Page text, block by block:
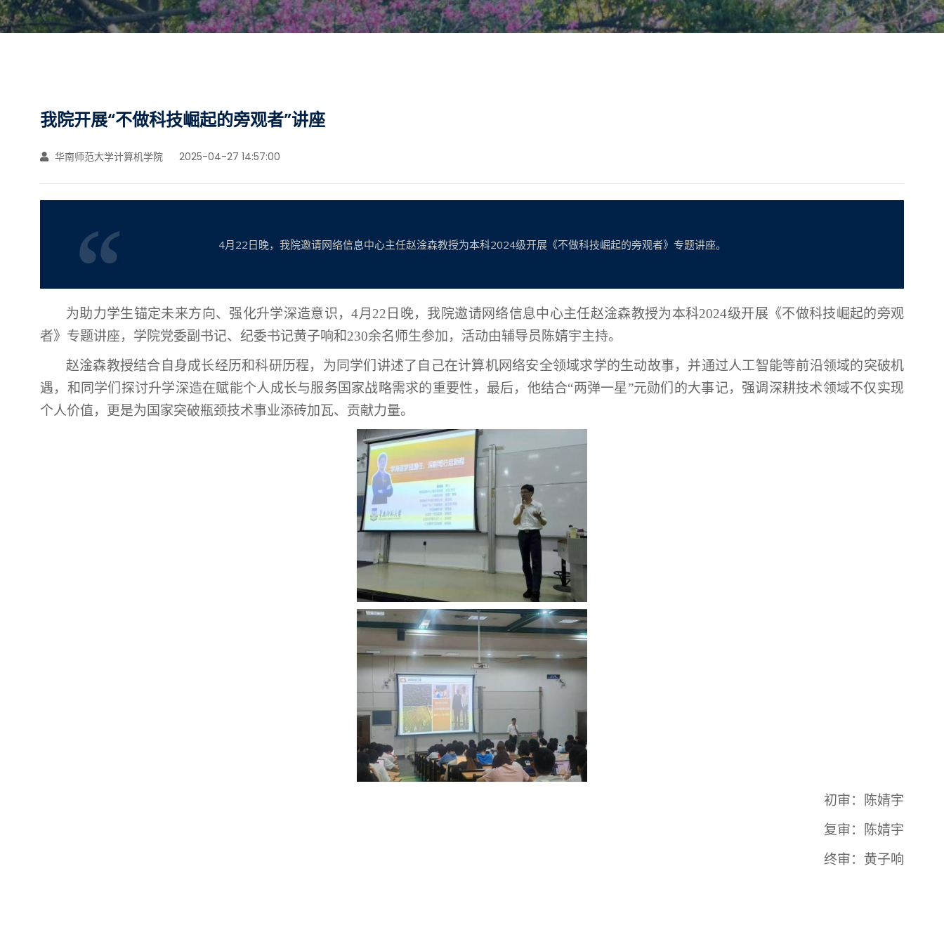
我院开展“不做科技崛起的旁观者”讲座
华南师范大学计算机学院 2025-04-27 14:57:00
4月22日晚，我院邀请网络信息中心主任赵淦森教授为本科2024级开展《不做科技崛起的旁观者》专题讲座。
为助力学生锚定未来方向、强化升学深造意识，4月22日晚， 我院邀请网络信息中心主任赵淦森教授为本科2024级开展《不做科技崛起的旁观
者》专题讲座，学院党委副书记、纪委书记黄子响和230余名师生参加，活动由辅导员陈婧宇主持。
赵淦森教授结合自身成长经历和科研历程，为同学们讲述了自己在计算机网络安全领域求学的生动故事，并通过人工智能等前沿领域的突破机
遇，和同学们探讨升学深造在赋能个人成长与服务国家战略需求的重要性，最后，他结合“两弹一星”元勋们的大事记，强调深耕技术领域不仅实现
个人价值，更是为国家突破瓶颈技术事业添砖加瓦、贡献力量。
初审：
陈婧宇
复审：
陈婧宇
终审：黄子响